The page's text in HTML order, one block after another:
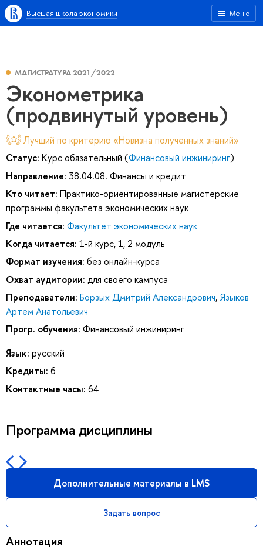
Меню
Высшая школа экономики
МАГИСТРАТУРА 2021/2022
Эконометрика
(продвинутый уровень)
Лучший по критерию «Новизна полученных знаний»
Статус: Курс обязательный (Финансовый инжиниринг)
Направление: 38.04.08. Финансы и кредит
Кто читает: Практико-ориентированные магистерские
программы факультета экономических наук
Где читается: Факультет экономических наук
Когда читается: 1-й курс, 1, 2 модуль
Формат изучения: без онлайн-курса
Охват аудитории: для своего кампуса
Преподаватели: Борзых Дмитрий Александрович, Языков
Артем Анатольевич
Прогр. обучения: Финансовый инжиниринг
Язык: русский
Кредиты: 6
Контактные часы: 64
Программа дисциплины
Дополнительные материалы в LMS
Задать вопрос
Аннотация